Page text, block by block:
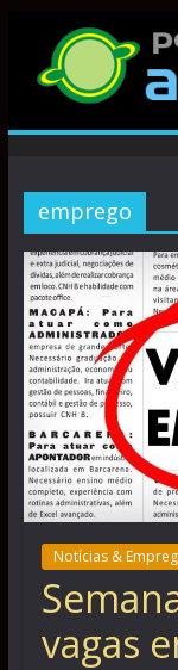
emprego
Notícias &
vagas